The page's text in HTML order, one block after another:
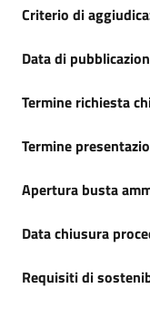
site
Seguici
su
Criterio di
Data di
Termine richiesta
Termine
Apertura busta
Data chiusura
Requisiti di